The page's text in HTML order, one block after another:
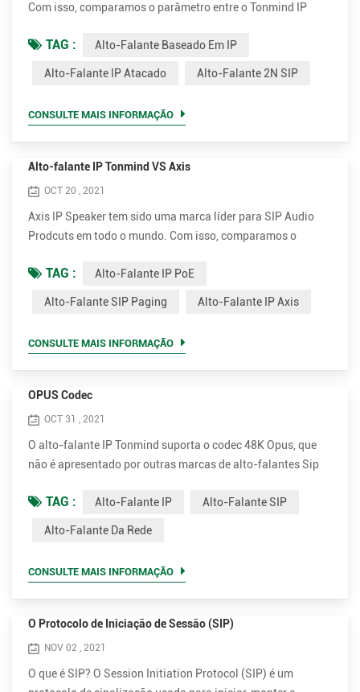
Com isso, comparamos o parâmetro entre o Tonmind IP
baseado em IP Tonmind. • Suporta muito mais codec para
melhor qualidade de som, incluindo OPUS, MP1 / MP2 /
econômico. O preço ...
TAG : Alto-Falante Baseado Em IP
Alto-Falante IP Atacado Alto-Falante 2N SIP
CONSULTE MAIS INFORMAÇÃO
Alto-falante IP Tonmind VS Axis
OCT 20 , 2021
Axis IP Speaker tem sido uma marca líder para SIP Audio
Prodcuts em todo o mundo. Com isso, comparamos o
Vantagens do alto-falante Tonmind IP PoE. • Suporta muito
mais codec para melhor qualidade de som, incluindo OPUS,
Muito m...
TAG : Alto-Falante IP PoE
Alto-Falante SIP Paging Alto-Falante IP Axis
CONSULTE MAIS INFORMAÇÃO
OPUS Codec
OCT 31 , 2021
O alto-falante IP Tonmind suporta o codec 48K Opus, que
não é apresentado por outras marcas de alto-falantes Sip
largura de banda na maior parte, enquanto garante uma
qualidade de som extremamente alta. Opus é um formato de
o áudio gera...
TAG : Alto-Falante IP Alto-Falante SIP
Alto-Falante Da Rede
CONSULTE MAIS INFORMAÇÃO
O Protocolo de Iniciação de Sessão (SIP)
NOV 02 , 2021
O que é SIP? O Session Initiation Protocol (SIP) é um